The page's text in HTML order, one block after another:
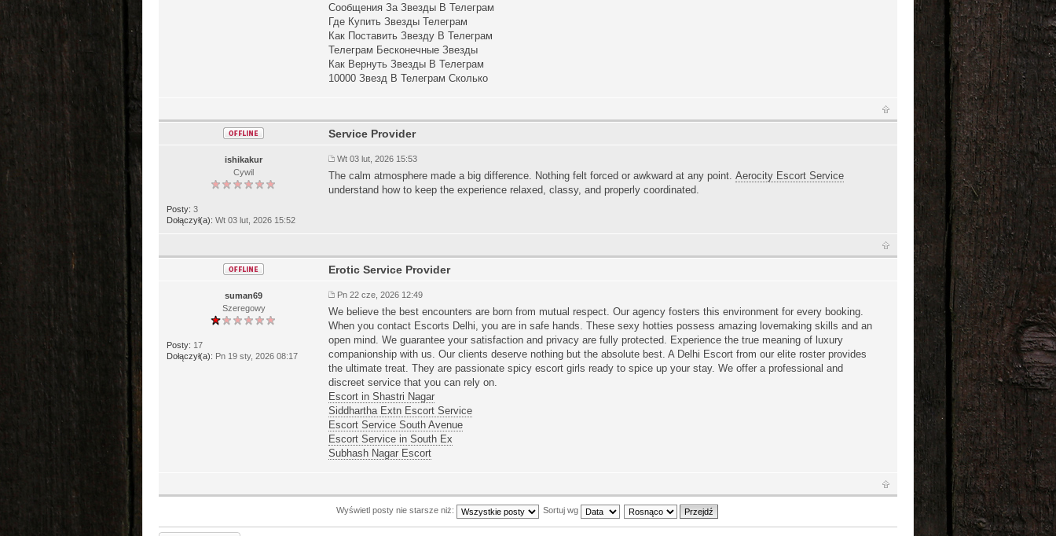
Сообщения За Звезды В Телеграм
Где Купить Звезды Телеграм
Как Поставить Звезду В Телеграм
Телеграм Бесконечные Звезды
Как Вернуть Звезды В Телеграм
10000 Звезд В Телеграм Сколько
ishikakur
Cywil
Posty: 3
Dołączył(a): Wt 03 lut, 2026 15:52
Service Provider
Wt 03 lut, 2026 15:53
The calm atmosphere made a big difference. Nothing felt forced or awkward at any point.Aerocity Escort Service
understand how to keep the experience relaxed, classy, and properly coordinated.
suman69
Szeregowy
Posty: 17
Dołączył(a): Pn 19 sty, 2026 08:17
Erotic Service Provider
Pn 22 cze, 2026 12:49
We believe the best encounters are born from mutual respect. Our agency fosters this environment for every booking.
When you contact Escorts Delhi, you are in safe hands. These sexy hotties possess amazing lovemaking skills and an
open mind. We guarantee your satisfaction and privacy are fully protected. Experience the true meaning of luxury
companionship with us. Our clients deserve nothing but the absolute best. A Delhi Escort from our elite roster provides
the ultimate treat. They are passionate spicy escort girls ready to spice up your stay. We offer a professional and
discreet service that you can rely on.
Escort in Shastri Nagar
Siddhartha Extn Escort Service
Escort Service South Avenue
Escort Service in South Ex
Subhash Nagar Escort
Wyświetl posty nie starsze niż: Sortuj wg